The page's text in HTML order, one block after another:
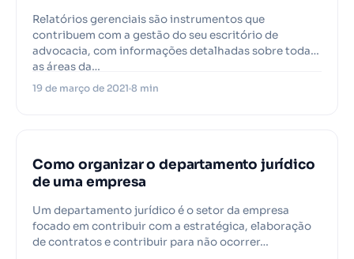
Relatórios gerenciais são instrumentos que
contribuem com a gestão do seu escritório de
advocacia, com informações detalhadas sobre todas
as áreas da…
19 de março de 2021 8 min
Como organizar o departamento jurídico
de uma empresa
Um departamento jurídico é o setor da empresa
focado em contribuir com a estratégica, elaboração
de contratos e contribuir para não ocorrer…